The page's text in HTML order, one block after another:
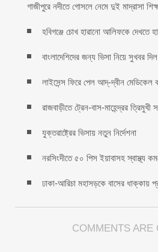
গাজীপুরে নদীতে গোসলে নেমে দুই মাদ্রাসা
হবিগঞ্জে চোখ হারানো আলিফকে দেখতে
বাংলাদেশিদের জন্য ভিসা নিয়ে সুখবর
লাইসেন্স ফিরে পেল আদ্-দ্বীন মেডিকেল
রাজবাড়ীতে ট্রেন-বাস-মাহেন্দ্রর ত্রিমুখী
যুক্তরাষ্ট্রের ভিসায় নতুন নির্দেশনা
নরসিংদীতে ৫০ পিস ইয়াবাসহ স্বাস্থ্য
ঢাকা-আরিচা মহাসড়কে বাসের ধাক্কায়
COMMENTS ARE